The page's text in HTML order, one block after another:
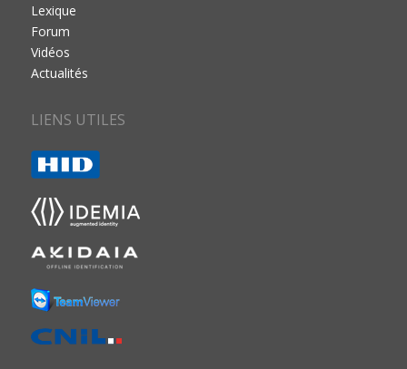
Lexique
Forum
Vidéos
Actualités
LIENS UTILES